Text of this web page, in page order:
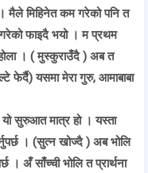
मैले मिहिनेत कम गरेको पनि त
फाइदै भयो । म प्रथम
। ( मुस्कुराउँदै ) अब त
फेर्दै) यसमा मेरा गुरु, आमाबाबा
यो सुरुआत मात्र हो । यस्ता
। (सुत्न खोज्दै ) अब भोलि
। अँ साँच्ची भोलि त प्रार्थना